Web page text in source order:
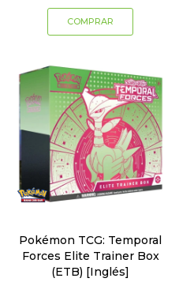
Pokémon TCG: Temporal
Forces Elite Trainer Box
(ETB) [Inglés]